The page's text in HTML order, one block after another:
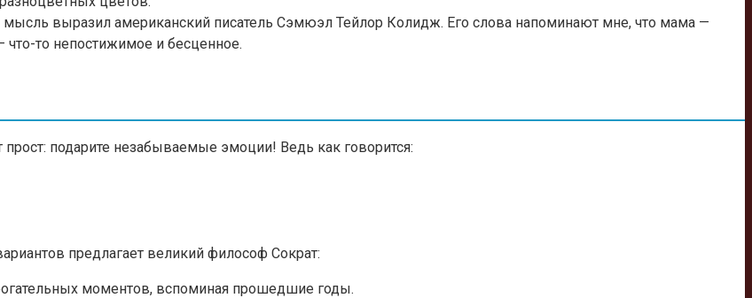
мысль выразил американский писатель Сэмюэл Тейлор Колидж. Его слова напоминают мне, что мама —
что-то непостижимое и бесценное.
подарите незабываемые эмоции! Ведь как говорится:
предлагает великий философ Сократ:
моментов, вспоминая прошедшие годы.